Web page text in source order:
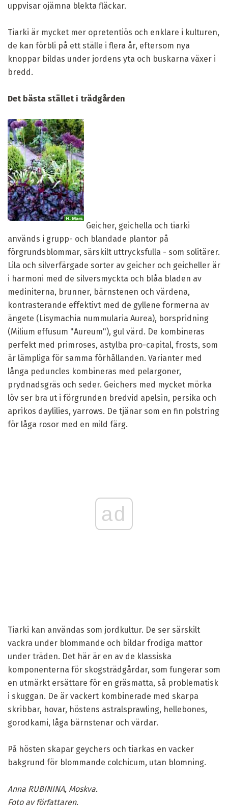
uppvisar ojämna blekta fläckar.
Tiarki är mycket mer opretentiös och enklare i kulturen,
de kan förbli på ett ställe i flera år, eftersom nya
knoppar bildas under jordens yta och buskarna växer i
bredd.
Det bästa stället i trädgården
Geicher, geichella och tiarki
används i grupp- och blandade plantor på
förgrundsblommar, särskilt uttrycksfulla - som solitärer.
Lila och silverfärgade sorter av geicher och geicheller är
i harmoni med de silversmyckta och blåa bladen av
mediniterna, brunner, bärnstenen och värdena,
kontrasterande effektivt med de gyllene formerna av
ängete (Lisymachia nummularia Aurea), borspridning
(Milium effusum "Aureum"), gul värd. De kombineras
perfekt med primroses, astylba pro-capital, frosts, som
är lämpliga för samma förhållanden. Varianter med
långa peduncles kombineras med pelargoner,
prydnadsgräs och seder. Geichers med mycket mörka
löv ser bra ut i förgrunden bredvid apelsin, persika och
aprikos daylilies, yarrows. De tjänar som en fin polstring
för låga rosor med en mild färg.
ad
Tiarki kan användas som jordkultur. De ser särskilt
vackra under blommande och bildar frodiga mattor
under träden. Det här är en av de klassiska
komponenterna för skogsträdgårdar, som fungerar som
en utmärkt ersättare för en gräsmatta, så problematisk
i skuggan. De är vackert kombinerade med skarpa
skribbar, hovar, höstens astralsprawling, hellebones,
gorodkami, låga bärnstenar och värdar.
På hösten skapar geychers och tiarkas en vacker
bakgrund för blommande colchicum, utan blomning.
Anna RUBININA, Moskva.
Foto av författaren.